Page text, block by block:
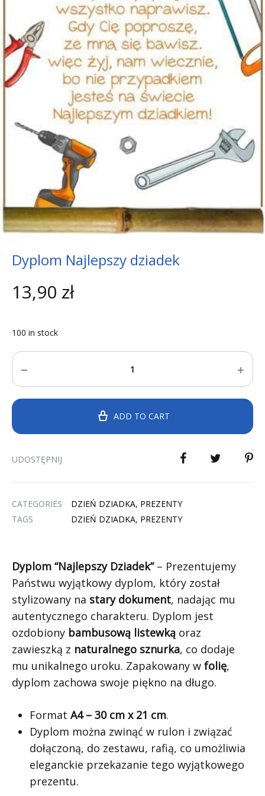
Dyplom Najlepszy dziadek
13,90 zł
100 in stock
Quantity
ADD TO CART
UDOSTĘPNIJ
CATEGORIES DZIEŃ DZIADKA, PREZENTY
TAGS
DZIEŃ DZIADKA, PREZENTY
Dyplom “Najlepszy Dziadek”– Prezentujemy
Państwu wyjątkowy dyplom, który został
stylizowany na stary dokument, nadając mu
autentycznego charakteru. Dyplom jest
ozdobiony bambusową listewką oraz
zawieszką z naturalnego sznurka, co dodaje
mu unikalnego uroku. Zapakowany w folię,
dyplom zachowa swoje piękno na długo.
Format A4 – 30 cm x 21 cm.
Dyplom można zwinąć w rulon i związać
dołączoną, do zestawu, rafią, co umożliwia
eleganckie przekazanie tego wyjątkowego
prezentu.